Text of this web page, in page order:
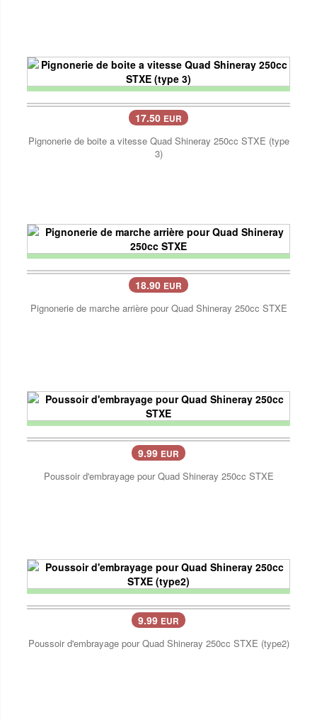
17.50 EUR
Pignonerie de boite a vitesse Quad Shineray 250cc STXE (type
3)
18.90 EUR
Pignonerie de marche arrière pour Quad Shineray 250cc STXE
9.99 EUR
Poussoir d'embrayage pour Quad Shineray 250cc STXE
9.99 EUR
Poussoir d'embrayage pour Quad Shineray 250cc STXE (type2)